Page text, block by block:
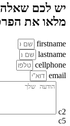
יש לכם
מלאו את
firstname
lastname
cellphone
email
c2
c5